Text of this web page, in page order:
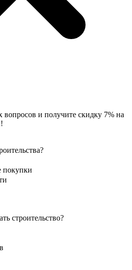
вопросов и получите скидку 7% на
покупки
строительство?